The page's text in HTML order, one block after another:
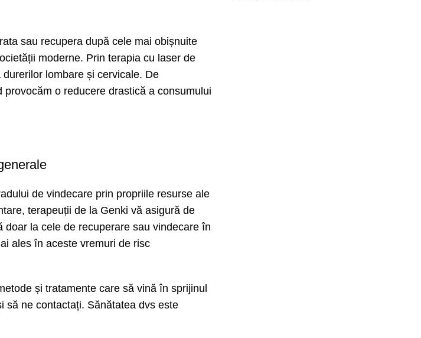
sau recupera după cele mai obișnuite
moderne. Prin terapia cu laser de
lombare și cervicale. De
o reducere drastică a consumului
de vindecare prin propriile resurse ale
terapeuții de la Genki vă asigură de
la cele de recuperare sau vindecare în
ales în aceste vremuri de risc
și tratamente care să vină în sprijinul
să ne contactați. Sănătatea dvs este